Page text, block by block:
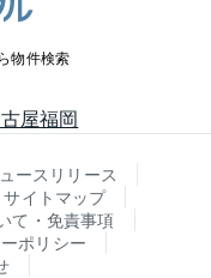
物件検索
屋福岡
ースリリース
サイトマップ
て・免責事項
ポリシー